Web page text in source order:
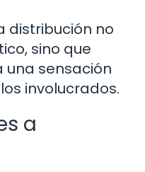
distribución no
sino que
sensación
involucrados.
a